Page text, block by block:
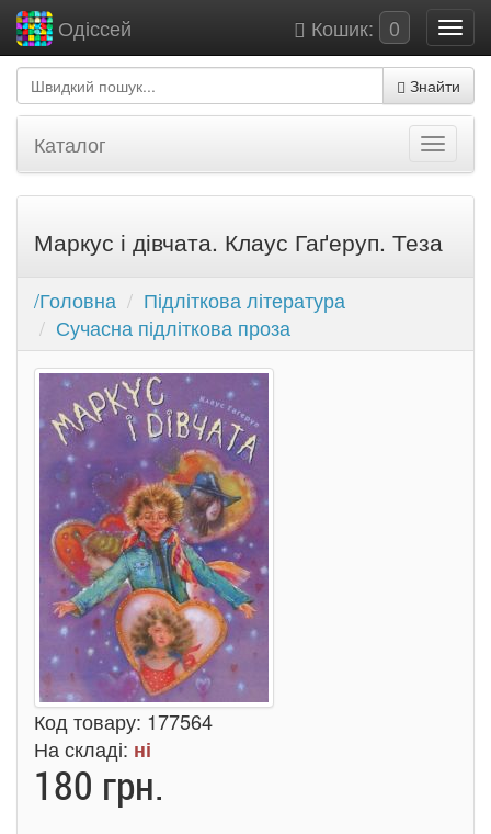
Кошик: 0
Одіссей
Знайти
Каталог
Маркус і дівчата. Клаус Гаґеруп. Теза
/Головна
Підліткова література
Сучасна підліткова проза
Код товару: 177564
На складі: ні
180 грн.